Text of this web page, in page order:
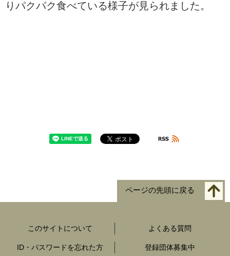
りパクパク食べている様子が見られました。
ページの先頭に戻る
このサイトについて よくある質問
ID・パスワードを忘れた方 登録団体募集中